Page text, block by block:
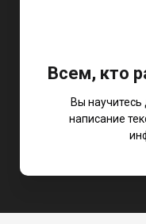
Всем, кто
Вы
написание